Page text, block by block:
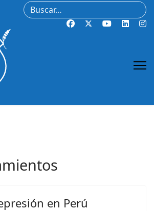
Buscar
en Perú